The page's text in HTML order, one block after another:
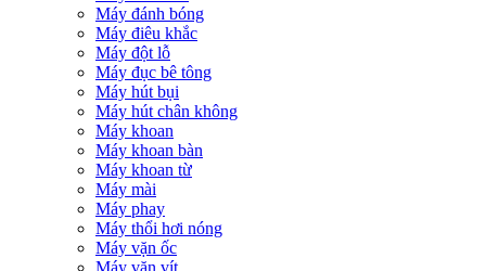
Máy đánh bóng
Máy điêu khắc
Máy đột lỗ
Máy đục bê tông
Máy hút bụi
Máy hút chân không
Máy khoan
Máy khoan bàn
Máy khoan từ
Máy mài
Máy phay
Máy thổi hơi nóng
Máy vặn ốc
Máy vặn vít